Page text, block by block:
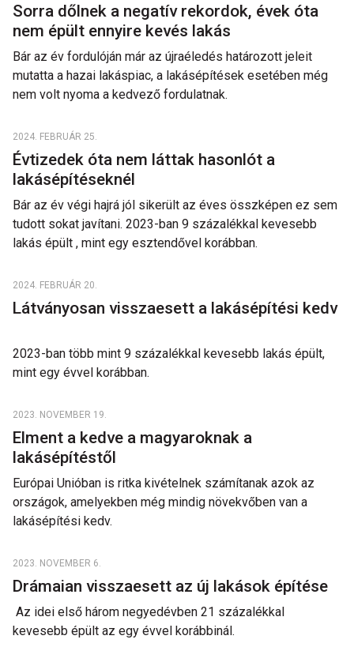
Sorra dőlnek a negatív rekordok, évek óta
nem épült ennyire kevés lakás
Bár az év fordulóján már az újraéledés határozott jeleit
mutatta a hazai lakáspiac, a lakásépítések esetében még
nem volt nyoma a kedvező fordulatnak.
2024. FEBRUÁR 25.
Évtizedek óta nem láttak hasonlót a
lakásépítéseknél
Bár az év végi hajrá jól sikerült az éves összképen ez sem
tudott sokat javítani. 2023-ban 9 százalékkal kevesebb
lakás épült , mint egy esztendővel korábban.
2024. FEBRUÁR 20.
Látványosan visszaesett a lakásépítési kedv
2023-ban több mint 9 százalékkal kevesebb lakás épült,
mint egy évvel korábban.
2023. NOVEMBER 19.
Elment a kedve a magyaroknak a
lakásépítéstől
Európai Unióban is ritka kivételnek számítanak azok az
országok, amelyekben még mindig növekvőben van a
lakásépítési kedv.
2023. NOVEMBER 6.
Drámaian visszaesett az új lakások építése
Az idei első három negyedévben 21 százalékkal
kevesebb épült az egy évvel korábbinál.